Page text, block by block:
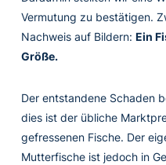
Vermutung zu bestätigen.
Nachweis auf Bildern: Ein
Größe.
Der entstandene Schaden
dies ist der übliche
gefressenen Fische. Der
Mutterfische ist jedoch in